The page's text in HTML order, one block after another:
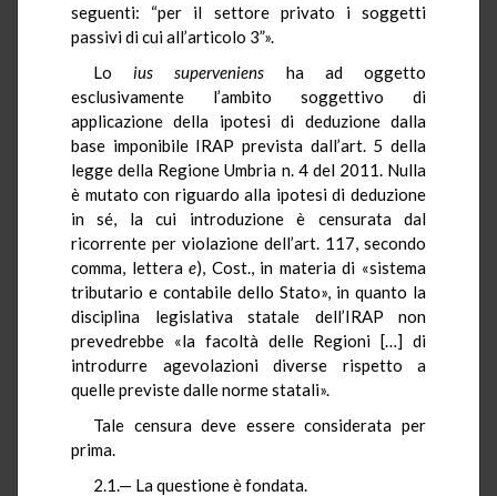
seguenti: “per il settore privato i soggetti
passivi di cui all’articolo 3”».
Loius superveniens ha ad oggetto
esclusivamente l’ambito soggettivo di
applicazione della ipotesi di deduzione dalla
base imponibile IRAP prevista dall’art. 5 della
legge della Regione Umbria n. 4 del 2011. Nulla
è mutato con riguardo alla ipotesi di deduzione
in sé, la cui introduzione è censurata dal
ricorrente per violazione dell’art. 117, secondo
comma, letterae), Cost., in materia di «sistema
tributario e contabile dello Stato», in quanto la
disciplina legislativa statale dell’IRAP non
prevedrebbe «la facoltà delle Regioni […] di
introdurre agevolazioni diverse rispetto a
quelle previste dalle norme statali».
Tale censura deve essere considerata per
prima.
2.1.— La questione è fondata.